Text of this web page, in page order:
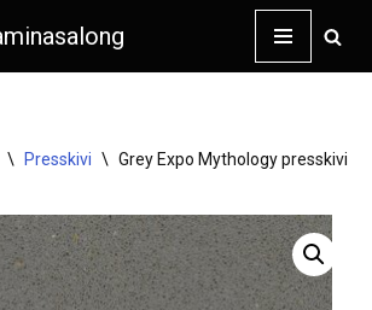
\ Presskivi \ Grey Expo Mythology presskivi